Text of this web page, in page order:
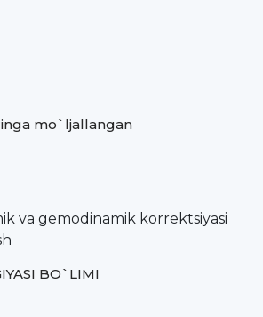
mo`ljallangan
va gemodinamik korrektsiyasi
BO`LIMI